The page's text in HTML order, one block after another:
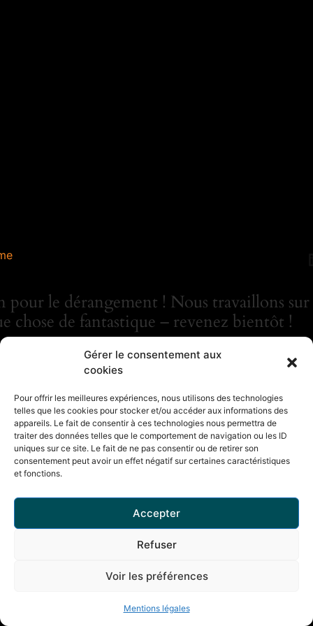
Gérer le consentement aux
cookies
Pour offrir les meilleures expériences, nous utilisons des technologies
telles que les cookies pour stocker et/ou accéder aux informations des
appareils. Le fait de consentir à ces technologies nous permettra de
traiter des données telles que le comportement de navigation ou les ID
uniques sur ce site. Le fait de ne pas consentir ou de retirer son
consentement peut avoir un effet négatif sur certaines caractéristiques
et fonctions.
Accepter
Refuser
Voir les préférences
Mentions légales
pour le dérangement ! Nous travaillons sur
chose de fantastique – revenez bientôt !